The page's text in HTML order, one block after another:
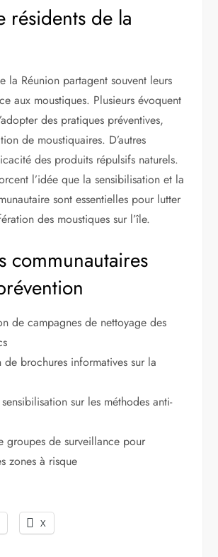
résidents de la
la Réunion partagent souvent leurs
aux moustiques. Plusieurs évoquent
des pratiques préventives,
de moustiquaires. D’autres
des produits répulsifs naturels.
l’idée que la sensibilisation et la
sont essentielles pour lutter
des moustiques sur l’île.
communautaires
de campagnes de nettoyage des
de brochures informatives sur la
sur les méthodes anti-
groupes de surveillance pour
zones à risque
X